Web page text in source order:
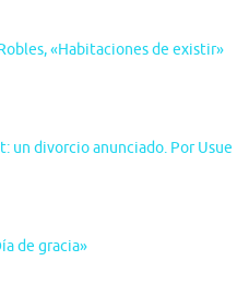
«Habitaciones de existir»
un divorcio anunciado. Por Usue
de gracia»